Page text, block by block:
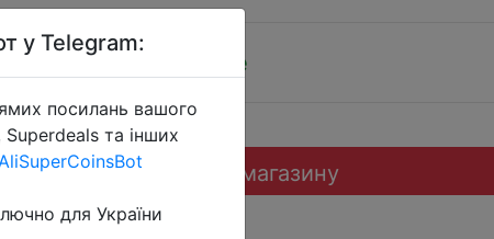
Sale
Перейти до магазину
у Telegram:
посилань вашого
та інших
для України